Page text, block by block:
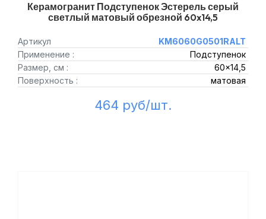
Керамогранит Подступенок Эстерель серый
светлый матовый обрезной 60x14,5
Артикул
KM6060G0501RALT
Применение :
Подступенок
Размер, см :
60x14,5
Поверхность :
матовая
464 руб/шт.